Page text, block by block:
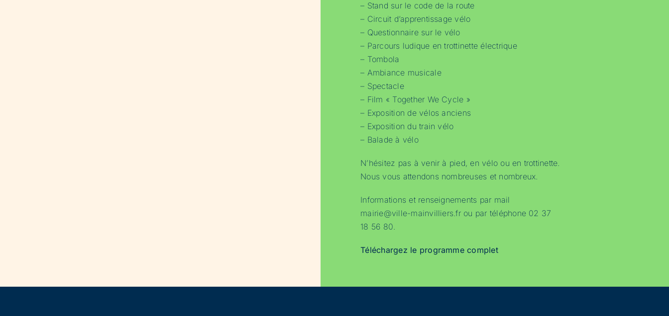
– Stand sur le code de la route
– Circuit d’apprentissage vélo
– Questionnaire sur le vélo
– Parcours ludique en trottinette électrique
– Tombola
– Ambiance musicale
– Spectacle
– Film « Together We Cycle »
– Exposition de vélos anciens
– Exposition du train vélo
– Balade à vélo
N’hésitez pas à venir à pied, en vélo ou en trottinette.
Nous vous attendons nombreuses et nombreux.
Informations et renseignements par mail
mairie@ville-mainvilliers.fr ou par téléphone 02 37
18 56 80.
Téléchargez le programme complet